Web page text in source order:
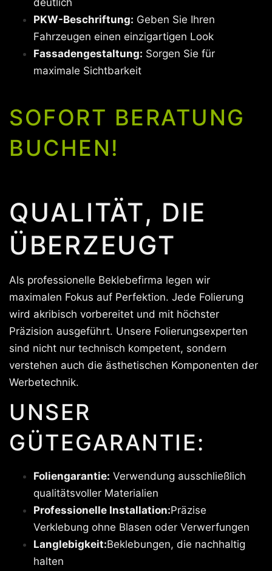
PKW-Beschriftung: Geben Sie Ihren
Fahrzeugen einen einzigartigen Look
Fassadengestaltung: Sorgen Sie für
maximale Sichtbarkeit
SOFORT BERATUNG
BUCHEN!
QUALITÄT, DIE
ÜBERZEUGT
Als professionelle Beklebefirma legen wir
maximalen Fokus auf Perfektion. Jede Folierung
wird akribisch vorbereitet und mit höchster
Präzision ausgeführt. Unsere Folierungsexperten
sind nicht nur technisch kompetent, sondern
verstehen auch die ästhetischen Komponenten der
Werbetechnik.
UNSER
GÜTEGARANTIE:
Foliengarantie: Verwendung ausschließlich
qualitätsvoller Materialien
Professionelle Installation:Präzise
Verklebung ohne Blasen oder Verwerfungen
Langlebigkeit:Beklebungen, die nachhaltig
halten